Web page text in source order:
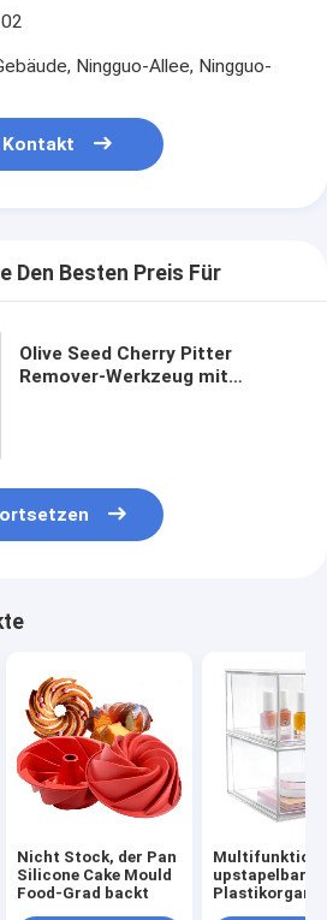
Ningguo-Allee, Ningguo-
Kontakt
Den Besten Preis Für
Olive Seed Cherry Pitter
Remover-Werkzeug mit
Nicht Stock, der Pan
Silicone Cake Mould
Food-Grad backt
upstapelbarer